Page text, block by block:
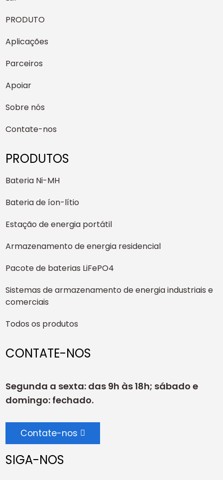
PRODUTO
Aplicações
Parceiros
Apoiar
Sobre nós
Contate-nos
PRODUTOS
Bateria Ni-MH
Bateria de íon-lítio
Estação de energia portátil
Armazenamento de energia residencial
Pacote de baterias LiFePO4
Sistemas de armazenamento de energia industriais e
comerciais
Todos os produtos
CONTATE-NOS
Segunda a sexta: das 9h às 18h; sábado e
domingo: fechado.
Contate-nos
SIGA-NOS